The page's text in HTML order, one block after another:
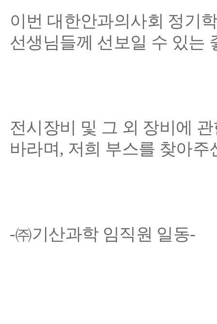
이번 대한안과의사회 정기
선생님들께 선보일 수 있는
전시장비 및 그 외 장비에
바라며, 저희 부스를 찾아주
-㈜기산과학 임직원 일동-